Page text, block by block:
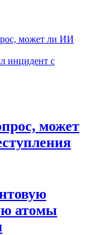
может ли ИИ
инцидент с
может
атомы